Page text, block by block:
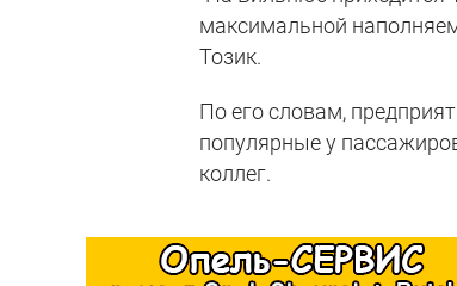
максимальной
Тозик.
По его словам,
популярные у
коллег.